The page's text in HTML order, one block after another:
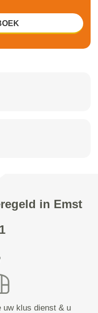
in Emst
uw klus dienst & u